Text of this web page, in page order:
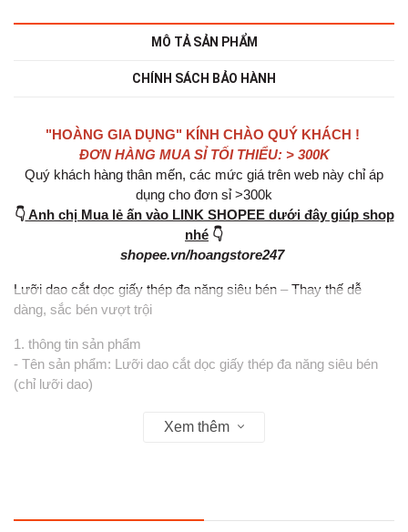
MÔ TẢ SẢN PHẨM
CHÍNH SÁCH BẢO HÀNH
"HOÀNG GIA DỤNG" KÍNH CHÀO QUÝ KHÁCH !
ĐƠN HÀNG MUA SỈ TỐI THIỂU: > 300K
Quý khách hàng thân mến, các mức giá trên web này chỉ áp
dụng cho đơn sỉ >300k
👇Anh chị Mua lẻ ấn vào LINK SHOPEE dưới đây giúp shop
nhé 👇
shopee.vn/hoangstore247
Lưỡi dao cắt dọc giấy thép đa năng siêu bén – Thay thế dễ
dàng, sắc bén vượt trội
1. thông tin sản phẩm
- Tên sản phẩm: Lưỡi dao cắt dọc giấy thép đa năng siêu bén
(chỉ lưỡi dao)
- Được mài sẵn sắc bén, dễ dàng lắp đặt và sử dụng ngay sau
Xem thêm